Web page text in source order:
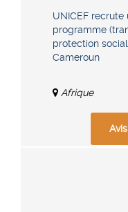
UNICEF
programme
protection
Cameroun
Afrique